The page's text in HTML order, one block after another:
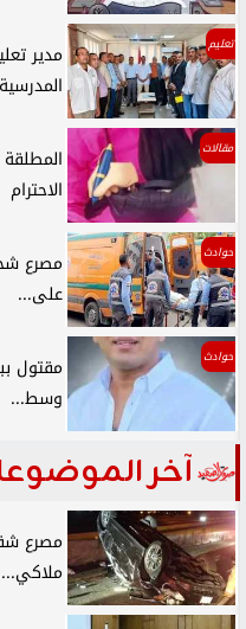
تعليم
مدير
مقالات
الاحترام
حوادث
مصرع
على...
حوادث
مقتول
وسط...
آخر
مصرع
ملاكي...